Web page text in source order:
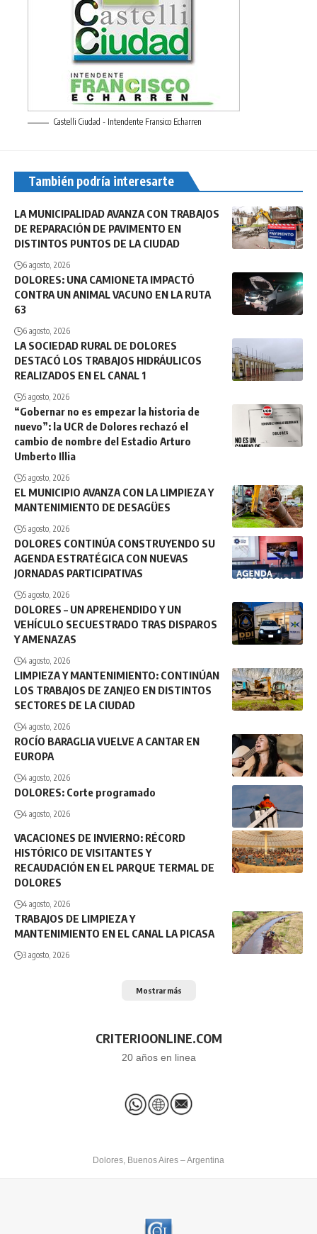
Castelli Ciudad - Intendente Fransico Echarren
También podría interesarte
LA MUNICIPALIDAD AVANZA CON TRABAJOS
DE REPARACIÓN DE PAVIMENTO EN
DISTINTOS PUNTOS DE LA CIUDAD
6 agosto, 2026
DOLORES: UNA CAMIONETA IMPACTÓ
CONTRA UN ANIMAL VACUNO EN LA RUTA
63
6 agosto, 2026
LA SOCIEDAD RURAL DE DOLORES
DESTACÓ LOS TRABAJOS HIDRÁULICOS
REALIZADOS EN EL CANAL 1
5 agosto, 2026
“Gobernar no es empezar la historia de
nuevo”: la UCR de Dolores rechazó el
cambio de nombre del Estadio Arturo
Umberto Illia
5 agosto, 2026
EL MUNICIPIO AVANZA CON LA LIMPIEZA Y
MANTENIMIENTO DE DESAGÜES
5 agosto, 2026
DOLORES CONTINÚA CONSTRUYENDO SU
AGENDA ESTRATÉGICA CON NUEVAS
JORNADAS PARTICIPATIVAS
5 agosto, 2026
DOLORES – UN APREHENDIDO Y UN
VEHÍCULO SECUESTRADO TRAS DISPAROS
Y AMENAZAS
4 agosto, 2026
LIMPIEZA Y MANTENIMIENTO: CONTINÚAN
LOS TRABAJOS DE ZANJEO EN DISTINTOS
SECTORES DE LA CIUDAD
4 agosto, 2026
ROCÍO BARAGLIA VUELVE A CANTAR EN
EUROPA
4 agosto, 2026
DOLORES: Corte programado
4 agosto, 2026
VACACIONES DE INVIERNO: RÉCORD
HISTÓRICO DE VISITANTES Y
RECAUDACIÓN EN EL PARQUE TERMAL DE
DOLORES
4 agosto, 2026
TRABAJOS DE LIMPIEZA Y
MANTENIMIENTO EN EL CANAL LA PICASA
3 agosto, 2026
Mostrar más
CRITERIOONLINE.COM
20 años en linea
Dolores, Buenos Aires – Argentina